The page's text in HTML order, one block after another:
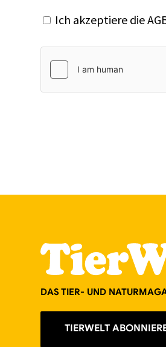
Ich akzeptiere die
DAS TIER- UND
TIERWELT